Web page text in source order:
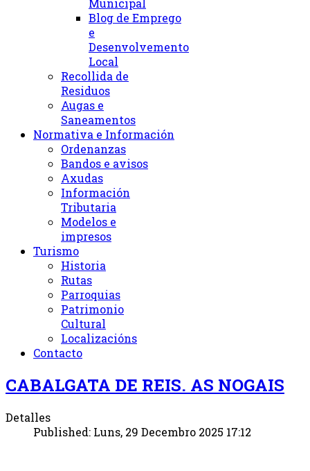
Municipal
Blog de Emprego
e
Desenvolvemento
Local
Recollida de
Residuos
Augas e
Saneamentos
Normativa e Información
Ordenanzas
Bandos e avisos
Axudas
Información
Tributaria
Modelos e
impresos
Turismo
Historia
Rutas
Parroquias
Patrimonio
Cultural
Localizacións
Contacto
CABALGATA DE REIS. AS NOGAIS
Detalles
Published: Luns, 29 Decembro 2025 17:12